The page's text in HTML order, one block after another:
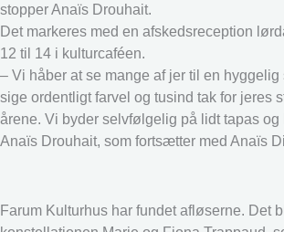
stopper Anaïs Drouhait.
Det markeres med en afskedsreception
12 til 14 i kulturcaféen.
– Vi håber at se mange af jer til en hyggelig
sige ordentligt farvel og tusind tak for jeres
årene. Vi byder selvfølgelig på lidt tapas og
Anaïs Drouhait, som fortsætter med Anaïs
Farum Kulturhus har fundet afløserne. Det